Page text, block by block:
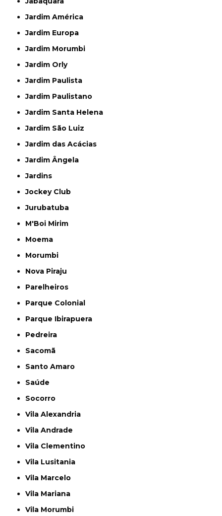
Jardim América
Jardim Europa
Jardim Morumbi
Jardim Orly
Jardim Paulista
Jardim Paulistano
Jardim Santa Helena
Jardim São Luiz
Jardim das Acácias
Jardim Ângela
Jardins
Jockey Club
Jurubatuba
M'Boi Mirim
Moema
Morumbi
Nova Piraju
Parelheiros
Parque Colonial
Parque Ibirapuera
Pedreira
Sacomã
Santo Amaro
Saúde
Socorro
Vila Alexandria
Vila Andrade
Vila Clementino
Vila Lusitania
Vila Marcelo
Vila Mariana
Vila Morumbi